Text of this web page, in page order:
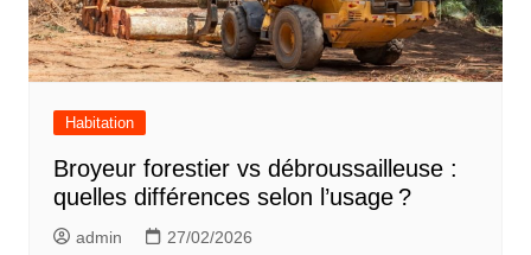
Habitation
Broyeur forestier vs débroussailleuse :
quelles différences selon l’usage ?
admin 27/02/2026